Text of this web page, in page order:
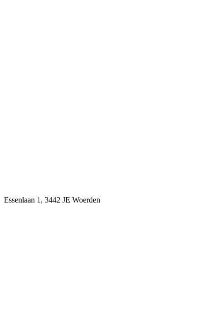
Essenlaan 1, 3442 JE Woerden